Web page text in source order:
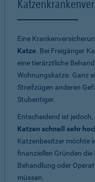
Eine
Katze. Bei Freigänger
eine tierärztliche
Wohnungskatze. Ganz
Streifzügen anderen
Stubentiger.
Entscheidend ist jedoch,
Katzen schnell sehr
Katzenbesitzer möchte
finanziellen Gründen
Behandlung oder
müssen.